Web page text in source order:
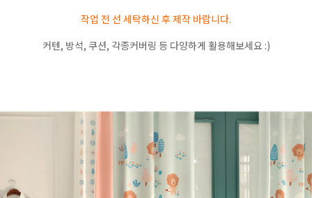
작업 전 선 세탁하신 후 제작 바랍니다.
커텐, 방석, 쿠션, 각종커버링 등 다양하게 활용해보세요 :)